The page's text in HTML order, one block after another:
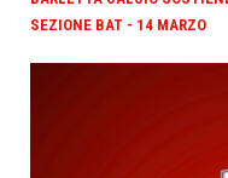
SEZIONE BAT - 14 MARZO